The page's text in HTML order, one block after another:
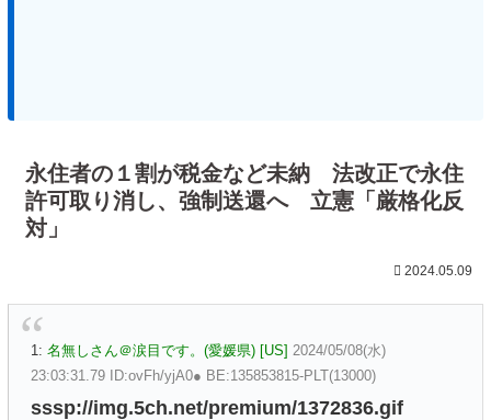
永住者の１割が税金など未納 法改正で永住
許可取り消し、強制送還へ 立憲「厳格化反
対」
2024.05.09
1: 名無しさん＠涙目です。(愛媛県) [US] 2024/05/08(水)
23:03:31.79 ID:ovFh/yjA0● BE:135853815-PLT(13000)
sssp://img.5ch.net/premium/1372836.gif